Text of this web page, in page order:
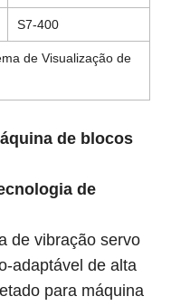
S7-400
de Visualização de
de blocos
de
de vibração servo
adaptável de alta
para máquina